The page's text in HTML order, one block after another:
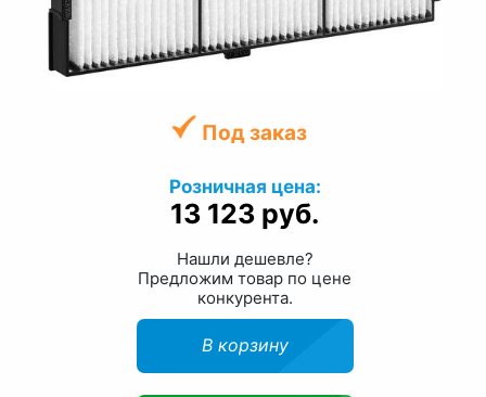
Под заказ
Розничная цена:
13 123 руб.
Нашли дешевле?
Предложим товар по цене
конкурента.
В корзину